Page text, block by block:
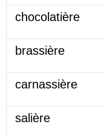
chocolatière
brassière
carnassière
salière